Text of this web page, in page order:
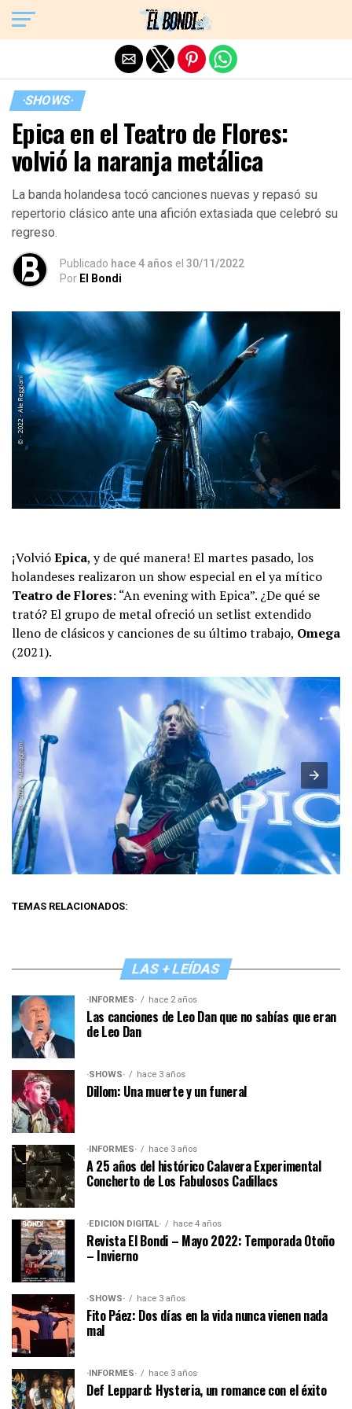
·SHOWS·
Epica en el Teatro de Flores:
volvió la naranja metálica
La banda holandesa tocó canciones nuevas y repasó su
repertorio clásico ante una afición extasiada que celebró su
regreso.
Publicado hace 4 años el 30/11/2022
Por El Bondi
¡VolvióEpica, y de qué manera! El martes pasado, los
holandeses realizaron un show especial en el ya mítico
Teatro de Flores: “An evening with Epica”. ¿De qué se
trató? El grupo de metal ofreció un setlist extendido
lleno de clásicos y canciones de su último trabajo, Omega
(2021).
TEMAS RELACIONADOS:
LAS + LEÍDAS
·INFORMES· hace 2 años
Las canciones de Leo Dan que no sabías que eran
de Leo Dan
·SHOWS· hace 3 años
Dillom: Una muerte y un funeral
·INFORMES· hace 3 años
A 25 años del histórico Calavera Experimental
Concherto de Los Fabulosos Cadillacs
·EDICIÓN DIGITAL· hace 4 años
Revista El Bondi – Mayo 2022: Temporada Otoño
– Invierno
·SHOWS· hace 3 años
Fito Páez: Dos días en la vida nunca vienen nada
mal
·INFORMES· hace 3 años
Def Leppard: Hysteria, un romance con el éxito
Exit mobile version